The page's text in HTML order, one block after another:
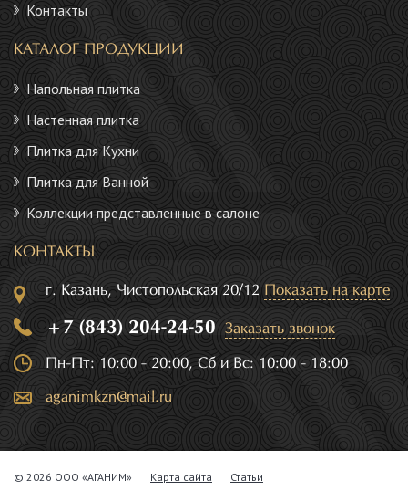
Контакты
КАТАЛОГ ПРОДУКЦИИ
Напольная плитка
Настенная плитка
Плитка для Кухни
Плитка для Ванной
Коллекции представленные в салоне
КОНТАКТЫ
г. Казань, Чистопольская 20/12 Показать на карте
+7 (843) 204-24-50 Заказать звонок
Пн-Пт: 10:00 - 20:00, Сб и Вс: 10:00 - 18:00
aganimkzn@mail.ru
© 2026 ООО «АГАНИМ» Карта сайта Статьи